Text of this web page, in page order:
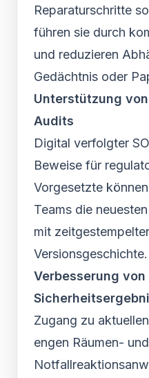
Reparaturschritte
führen sie durch
und reduzieren
Gedächtnis oder
Unterstützung
Audits
Digital verfolgter
Beweise für
Vorgesetzte
Teams die
mit
Versionsgeschichte.
Verbesserung von
Zugang zu
engen Räumen- und